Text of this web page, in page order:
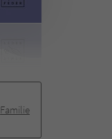
Familie